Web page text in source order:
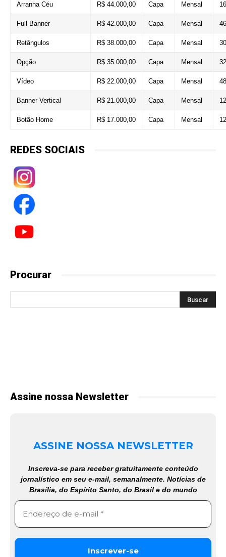
Arranha Céu R$ 44.000,00 Capa Mensal
Full Banner R$ 42.000,00 Capa Mensal
Retângulos R$ 38.000,00 Capa Mensal
Opção R$ 35.000,00 Capa Mensal
Vídeo R$ 22.000,00 Capa Mensal
Banner Vertical R$ 21.000,00 Capa Mensal
Botão Home R$ 17.000,00 Capa Mensal
REDES SOCIAIS
Procurar
Assine nossa Newsletter
ASSINE NOSSA NEWSLETTER
Inscreva-se para receber gratuitamente conteúdo
jornalístico em seu e-mail, semanalmente. Notícias de
Brasília, do Espírito Santo, do Brasil e do mundo